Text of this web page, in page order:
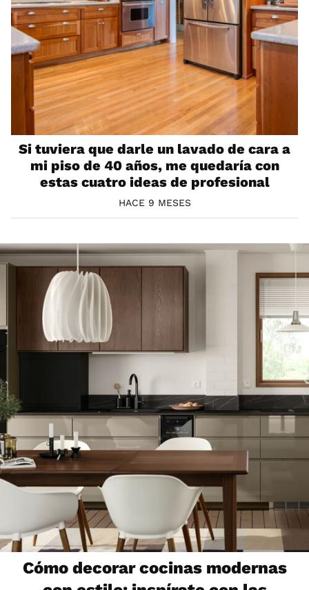
Si tuviera que darle un lavado de cara a
mi piso de 40 años, me quedaría con
estas cuatro ideas de profesional
HACE 9 MESES
Cómo decorar cocinas modernas